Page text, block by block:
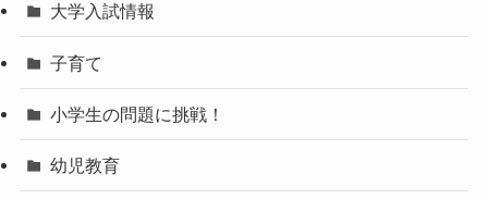
大学入試情報
子育て
小学生の問題に挑戦！
幼児教育